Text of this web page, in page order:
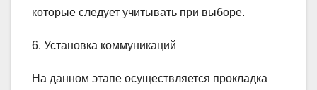
которые следует учитывать при выборе.
6. Установка коммуникаций
На данном этапе осуществляется прокладка